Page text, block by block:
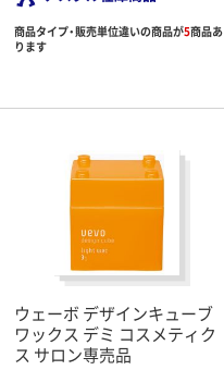
商品タイプ・販売単位違いの商品が5商品あ
ります
ウェーボ デザインキューブ
ワックス デミ コスメティク
ス サロン専売品